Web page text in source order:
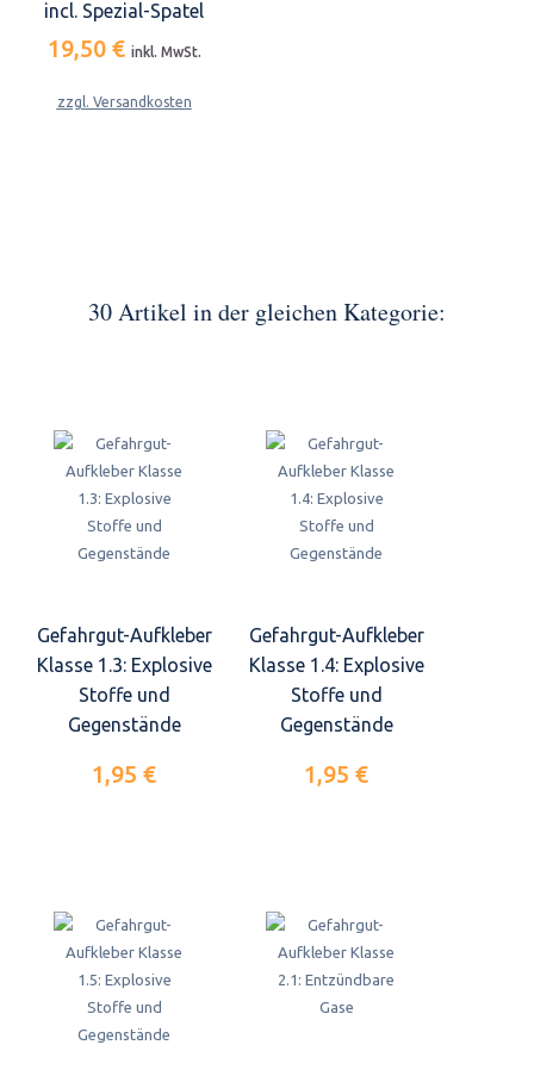
incl. Spezial-Spatel
19,50 € inkl. MwSt.
zzgl. Versandkosten
30 Artikel in der gleichen Kategorie:
Gefahrgut-Aufkleber
Klasse 1.3: Explosive
Stoffe und
Gegenstände
1,95 €
Gefahrgut-Aufkleber
Klasse 1.4: Explosive
Stoffe und
Gegenstände
1,95 €